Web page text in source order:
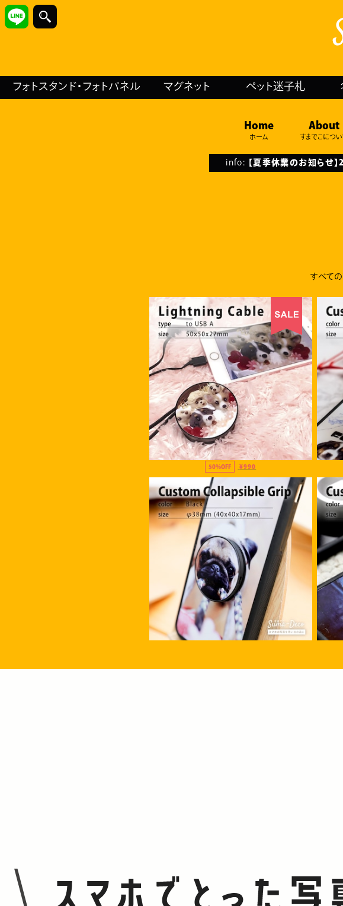
フォトスタンド・フォトパネル マグネット ペット迷子札
Home
ホーム
About
すまでこについ
info: 【夏季休業のお知らせ
すべての
50%OFF ¥990